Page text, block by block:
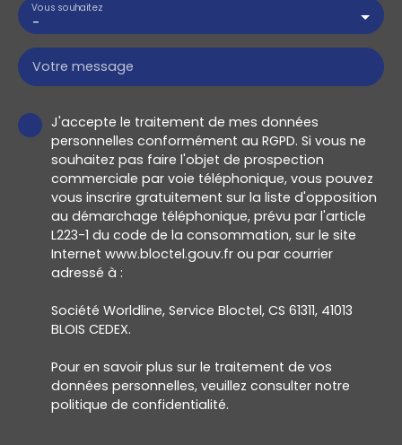
-
Vous souhaitez
Votre message
J'accepte le traitement de mes données
personnelles conformément au RGPD. Si vous ne
souhaitez pas faire l'objet de prospection
commerciale par voie téléphonique, vous pouvez
vous inscrire gratuitement sur la liste d'opposition
au démarchage téléphonique, prévu par l'article
L223-1 du code de la consommation, sur le site
Internet www.bloctel.gouv.fr ou par courrier
adressé à :
Société Worldline, Service Bloctel, CS 61311, 41013
BLOIS CEDEX.
Pour en savoir plus sur le traitement de vos
données personnelles, veuillez consulter notre
politique de confidentialité.